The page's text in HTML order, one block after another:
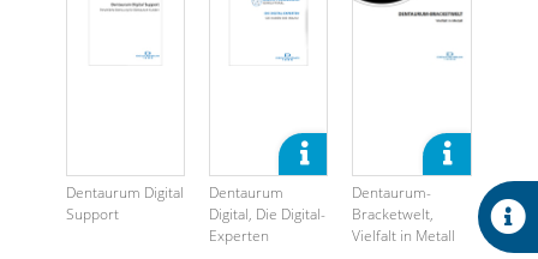
Dentaurum Digital
Support
Dentaurum
Digital, Die Digital-
Experten
Dentaurum-
Bracketwelt,
Vielfalt in Metall